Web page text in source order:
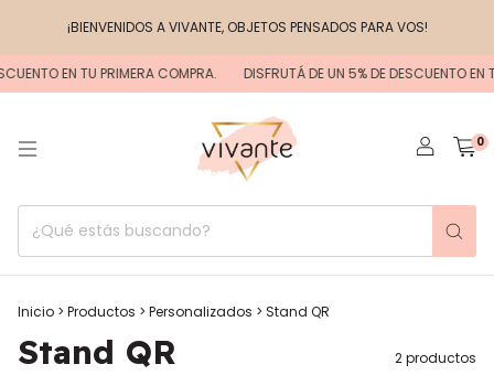
¡BIENVENIDOS A VIVANTE, OBJETOS PENSADOS PARA VOS!
EN TU PRIMERA COMPRA. DISFRUTÁ DE UN 5% DE DESCUENTO EN
0
Inicio > Productos > Personalizados > Stand QR
Stand QR 2 productos